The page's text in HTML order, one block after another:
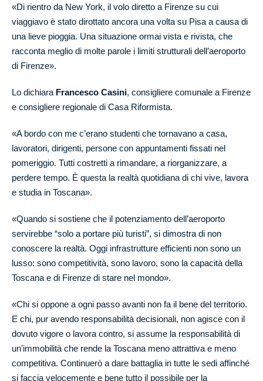
«Di rientro da New York, il volo diretto a Firenze su cui
viaggiavo è stato dirottato ancora una volta su Pisa a causa di
una lieve pioggia. Una situazione ormai vista e rivista, che
racconta meglio di molte parole i limiti strutturali dell’aeroporto
di Firenze».
Lo dichiara Francesco Casini, consigliere comunale a Firenze
e consigliere regionale di Casa Riformista.
«A bordo con me c’erano studenti che tornavano a casa,
lavoratori, dirigenti, persone con appuntamenti fissati nel
pomeriggio. Tutti costretti a rimandare, a riorganizzare, a
perdere tempo. È questa la realtà quotidiana di chi vive, lavora
e studia in Toscana».
«Quando si sostiene che il potenziamento dell’aeroporto
servirebbe “solo a portare più turisti”, si dimostra di non
conoscere la realtà. Oggi infrastrutture efficienti non sono un
lusso: sono competitività, sono lavoro, sono la capacità della
Toscana e di Firenze di stare nel mondo».
«Chi si oppone a ogni passo avanti non fa il bene del territorio.
E chi, pur avendo responsabilità decisionali, non agisce con il
dovuto vigore o lavora contro, si assume la responsabilità di
un’immobilità che rende la Toscana meno attrattiva e meno
competitiva. Continuerò a dare battaglia in tutte le sedi affinché
si faccia velocemente e bene tutto il possibile per la